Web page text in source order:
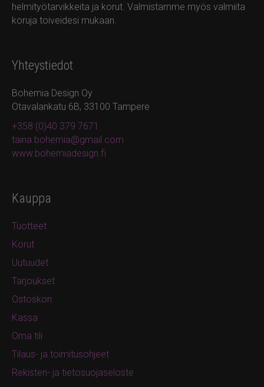
helmityötarvikkeita ja korut. Valmistamme myös valmiita
koruja toiveidesi mukaan.
Yhteystiedot
Bohemia Design Oy
Otavalankatu 6B, 33100 Tampere
+358 (0)40 379 7671
taina.bohemia@gmail.com
www.bohemiadesign.fi
Kauppa
Tuotteet
Korut
Uutuudet
Tarjoukset
Ostoskori
Kassa
Oma tili
Tilaus- ja toimitusohjeet
Rekisteri- ja tietosuojaseloste